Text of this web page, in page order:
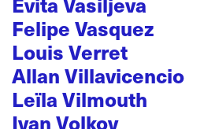
Felipe Vasquez
Louis Verret
Allan Villavicencio
Leïla Vilmouth
Ivan Volkov